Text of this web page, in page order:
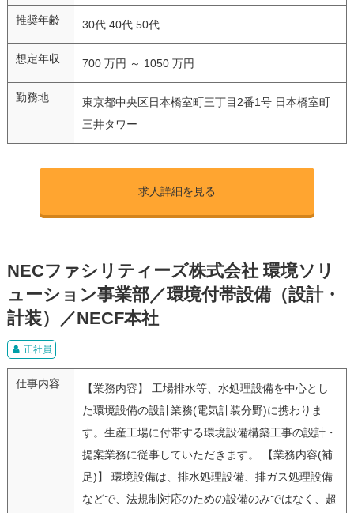
推奨年齢 30代 40代 50代
想定年収 700 万円 ～ 1050 万円
勤務地
東京都中央区日本橋室町三丁目2番1号 日本橋室町
三井タワー
求人詳細を見る
NECファシリティーズ株式会社 環境ソリ
ューション事業部／環境付帯設備（設計・
計装）／NECF本社
正社員
仕事内容
【業務内容】 工場排水等、水処理設備を中心とし
た環境設備の設計業務(電気計装分野)に携わりま
す。生産工場に付帯する環境設備構築工事の設計・
提案業務に従事していただきます。 【業務内容(補
足)】 環境設備は、排水処理設備、排ガス処理設備
などで、法規制対応のための設備のみではなく、超